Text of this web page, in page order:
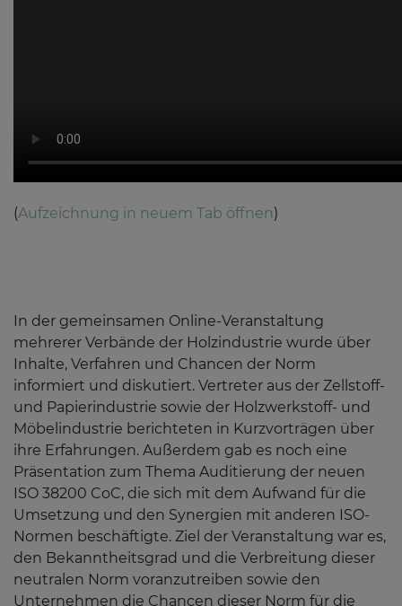
(Aufzeichnung in neuem Tab öffnen)
In der gemeinsamen Online-Veranstaltung
mehrerer Verbände der Holzindustrie wurde über
Inhalte, Verfahren und Chancen der Norm
informiert und diskutiert. Vertreter aus der Zellstoff-
und Papierindustrie sowie der Holzwerkstoff- und
Möbelindustrie berichteten in Kurzvorträgen über
ihre Erfahrungen. Außerdem gab es noch eine
Präsentation zum Thema Auditierung der neuen
ISO 38200 CoC, die sich mit dem Aufwand für die
Umsetzung und den Synergien mit anderen ISO-
Normen beschäftigte. Ziel der Veranstaltung war es,
den Bekanntheitsgrad und die Verbreitung dieser
neutralen Norm voranzutreiben sowie den
Unternehmen die Chancen dieser Norm für die